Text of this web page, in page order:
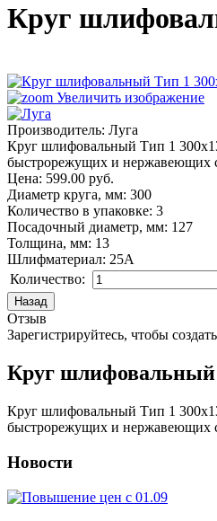
Круг
Увеличить изображение
Производитель: Луга
Круг шлифовальный Тип 1
быстрорежущих и нержавеющих
Цена: 599.00 руб.
Диаметр круга, мм: 300
Количество в упаковке: 3
Посадочный диаметр, мм: 127
Толщина, мм: 13
Шлифматериал: 25A
Количество:
Отзыв
Зарегистрируйтесь, чтобы
Круг шлифовальный
Круг шлифовальный Тип 1
быстрорежущих и нержавеющих
Новости